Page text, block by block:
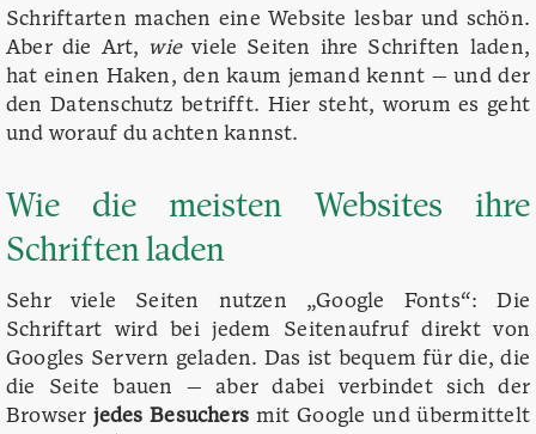
Schriftarten machen eine Website lesbar und schön.
Aber die Art, wieviele Seiten ihre Schriften laden,
hat einen Haken, den kaum jemand kennt — und der
den Datenschutz betrifft. Hier steht, worum es geht
und worauf du achten kannst.
Wie die meisten Websites ihre
Schriften laden
Sehr viele Seiten nutzen „Google Fonts“: Die
Schriftart wird bei jedem Seitenaufruf direkt von
Googles Servern geladen. Das ist bequem für die, die
die Seite bauen — aber dabei verbindet sich der
Browserjedes Besuchers mit Google und übermittelt